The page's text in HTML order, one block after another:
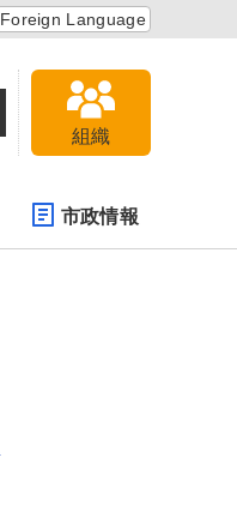
Foreign Language
組織
市政情報